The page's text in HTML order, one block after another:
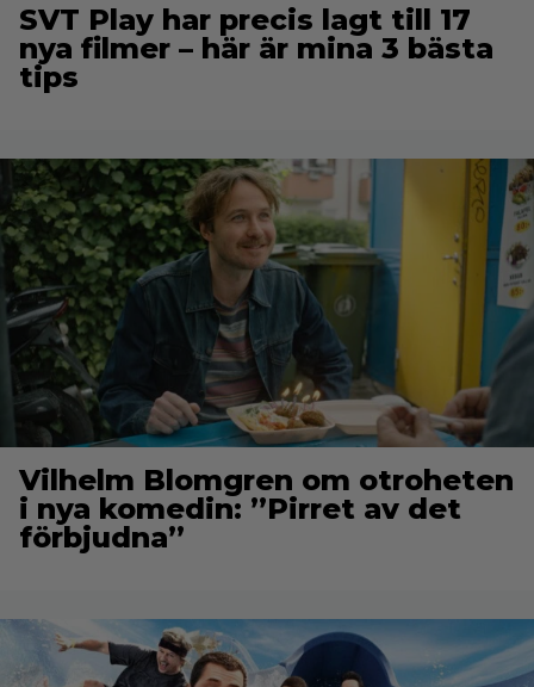
SVT Play har precis lagt till 17
nya filmer – här är mina 3 bästa
tips
Vilhelm Blomgren om otroheten
i nya komedin: ”Pirret av det
förbjudna”